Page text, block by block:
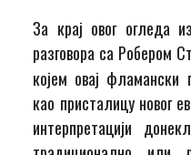
За крај овог огледа
разговора са Робером
којем овај фламански
као присталицу новог
интерпретацији